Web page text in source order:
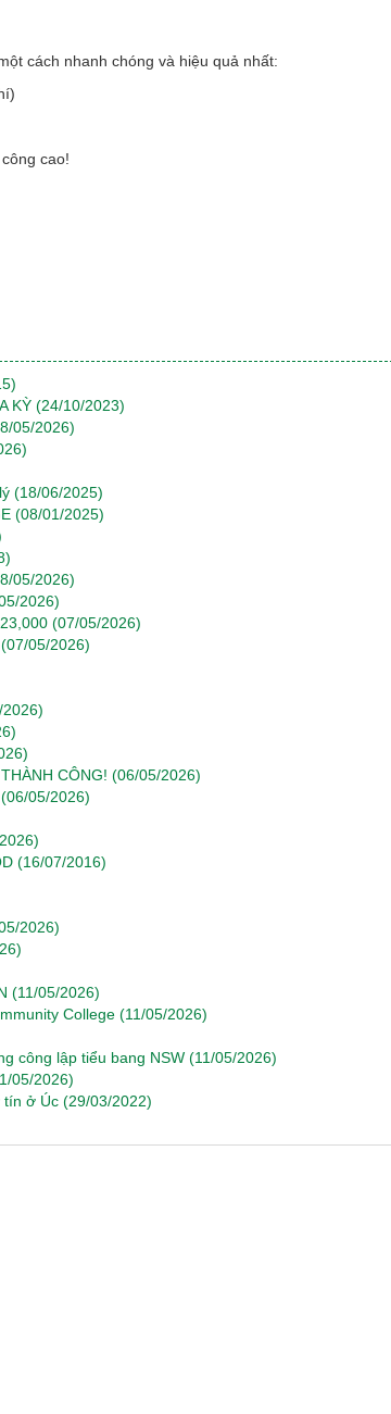
cách nhanh chóng và hiệu quả nhất:
cao!
KỲ (24/10/2023)
05/2026)
(18/06/2025)
(08/01/2025)
05/2026)
2026)
(07/05/2026)
(07/05/2026)
CÔNG! (06/05/2026)
(06/05/2026)
(16/07/2016)
2026)
(11/05/2026)
College (11/05/2026)
công lập tiểu bang NSW (11/05/2026)
05/2026)
tín ở Úc (29/03/2022)